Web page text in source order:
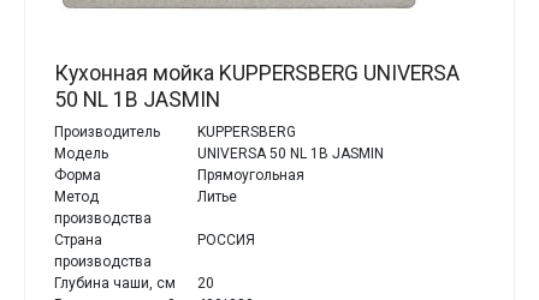
Кухонная мойка KUPPERSBERG UNIVERSA
50 NL 1B JASMIN
Производитель
KUPPERSBERG
Модель
UNIVERSA 50 NL 1B JASMIN
Форма
Прямоугольная
Метод
производства
Литье
Страна
производства
РОССИЯ
Глубина чаши, см
20